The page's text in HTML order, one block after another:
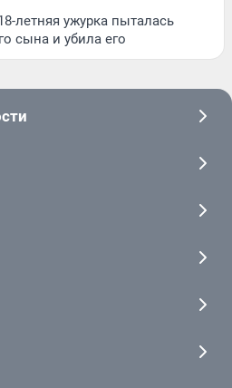
летняя ужурка пыталась
сына и убила его